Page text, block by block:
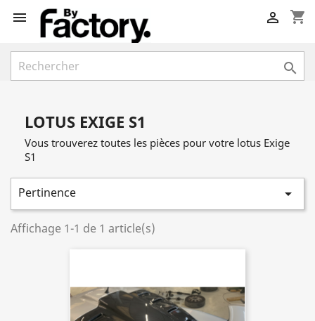
 shopping_cart


LOTUS EXIGE S1
Vous trouverez toutes les pièces pour votre lotus Exige
S1
Pertinence 
Affichage 1-1 de 1 article(s)